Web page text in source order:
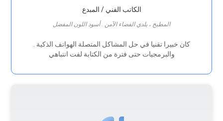
الكاتب الفني / المبدع
المطبخ ، بلدي الفضاء الآمن . أسود اللون المفضل
والبرمجيات حتى فترة من الكتابة لفت انتباهي